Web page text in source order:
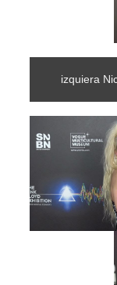
izquiera